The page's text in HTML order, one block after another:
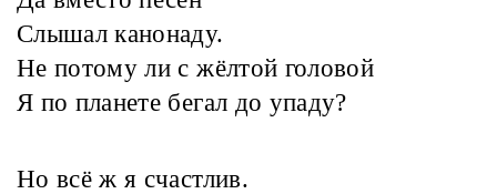
Слышал канонаду.
Не потому ли с жёлтой головой
Я по планете бегал до упаду?
Но всё ж я счастлив.